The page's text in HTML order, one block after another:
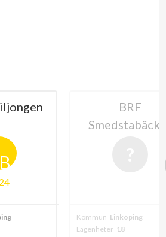
B
BRF
Smedstabäcken
Kommun Linköping
Lägenheter 18